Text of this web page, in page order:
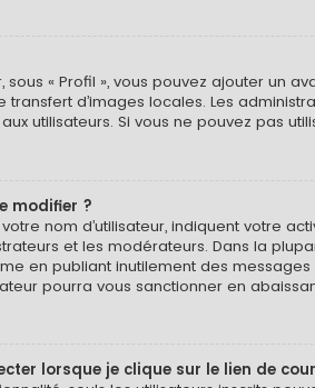
« Profil », vous pouvez ajouter un
transfert d’images locales. Les
utilisateurs. Si vous ne pouvez pas
modifier ?
nom d’utilisateur, indiquent votre
et les modérateurs. Dans la
en publiant inutilement des
pourra vous sanctionner en
lorsque je clique sur le lien de